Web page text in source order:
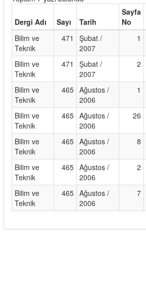
Dergi Adı Sayı Tarih
Sayfa
No
Bilim ve
Teknik
471
Şubat /
2007
1
Bilim ve
Teknik
471
Şubat /
2007
2
Bilim ve
Teknik
465 Ağustos /
2006
1
Bilim ve
Teknik
465 Ağustos /
2006
26
Bilim ve
Teknik
465 Ağustos /
2006
8
Bilim ve
Teknik
465 Ağustos /
2006
2
Bilim ve
Teknik
465 Ağustos /
2006
7